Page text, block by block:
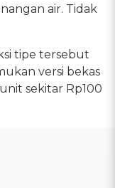
air. Tidak
tipe tersebut
versi bekas
sekitar Rp100